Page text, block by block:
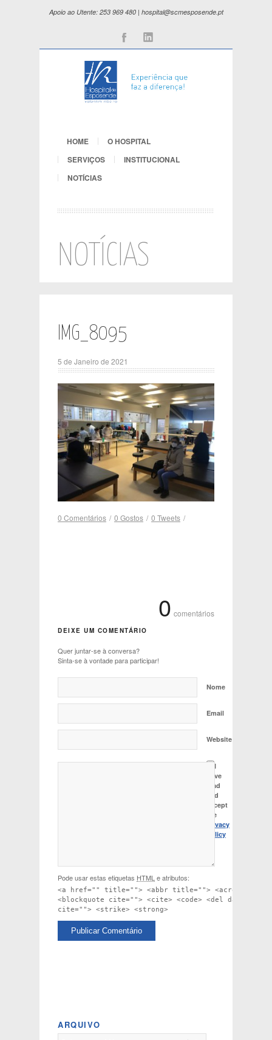
Apoio ao Utente: 253 969 480 | hospital@scmesposende.pt
Facebook
HOME
O HOSPITAL
SERVIÇOS
INSTITUCIONAL
NOTÍCIAS
NOTÍCIAS
IMG_8095
5 de Janeiro de 2021
0 Comentários / 0 Gostos / 0 Tweets /
0 comentários
DEIXE UM COMENTÁRIO
Quer juntar-se à conversa?
Sinta-se à vontade para participar!
Nome
Email
Website
I
have
read
and
accept
the
Privacy
Policy
Pode usar estas etiquetas HTML e atributos:
<a href="" title=""> <abbr title=""> <acronym
<blockquote cite=""> <cite> <code> <del
cite=""> <strike> <strong>
ARQUIVO